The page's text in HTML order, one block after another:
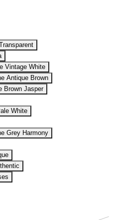
Vintage White
Antique Brown
Brown Jasper
White
Grey Harmony